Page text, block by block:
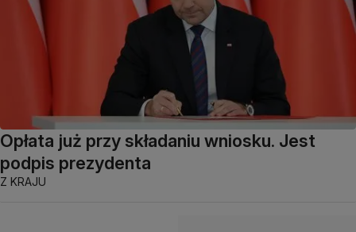
Opłata już przy składaniu wniosku. Jest
podpis prezydenta
Z KRAJU